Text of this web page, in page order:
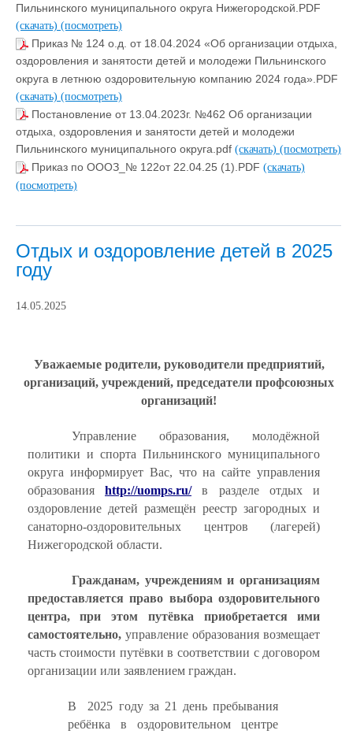
Пильнинского муниципального округа Нижегородской.PDF
(скачать) (посмотреть)
Приказ № 124 о.д. от 18.04.2024 «Об организации отдыха,
оздоровления и занятости детей и молодежи Пильнинского
округа в летнюю оздоровительную компанию 2024 года».PDF
(скачать) (посмотреть)
Постановление от 13.04.2023г. №462 Об организации
отдыха, оздоровления и занятости детей и молодежи
Пильнинского муниципального округа.pdf (скачать) (посмотреть)
Приказ по ОООЗ_№ 122от 22.04.25 (1).PDF (скачать)
(посмотреть)
Отдых и оздоровление детей в 2025
году
14.05.2025
Уважаемые родители, руководители предприятий,
организаций, учреждений, председатели профсоюзных
организаций!
Управление образования, молодёжной
политики и спорта Пильнинского муниципального
округа информирует Вас, что на сайте управления
образования
http://uomps.ru/в разделе отдых и
оздоровление детей размещён реестр загородных и
санаторно-оздоровительных центров (лагерей)
Нижегородской области.
Гражданам, учреждениям и организациям
предоставляется право выбора оздоровительного
центра, при этом путёвка приобретается ими
самостоятельно, управление образования возмещает
часть стоимости путёвки в соответствии с договором
организации или заявлением граждан.
В 2025 году за 21 деньпребывания
ребёнка в оздоровительном центре